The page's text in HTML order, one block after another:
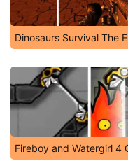
Dinosaurs Survival The
Fireboy and Watergirl 4